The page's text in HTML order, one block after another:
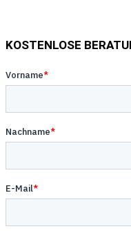
KOSTENLOSE